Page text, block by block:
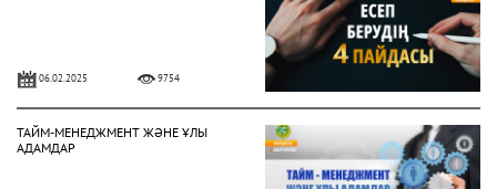
06.02.2025 9754
ТАЙМ-МЕНЕДЖМЕНТ ЖӘНЕ ҰЛЫ
АДАМДАР